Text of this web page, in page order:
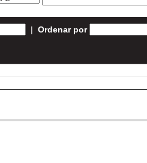
| Ordenar por